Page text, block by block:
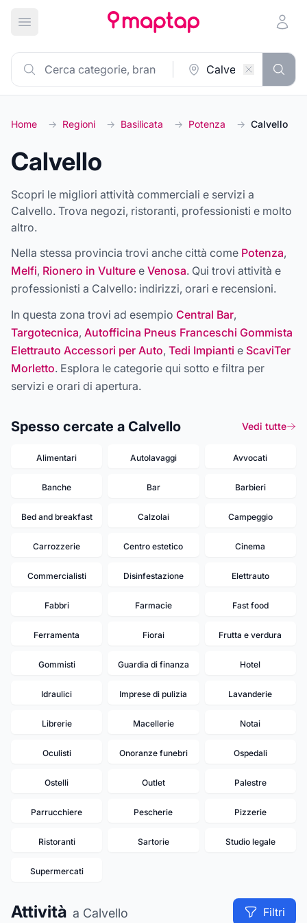
Apri menu principale
Home → Regioni → Basilicata → Potenza → Calvello
Calvello
Scopri le migliori attività commerciali e servizi a
Calvello. Trova negozi, ristoranti, professionisti e molto
altro.
Nella stessa provincia trovi anche città come Potenza,
Melfi, Rionero in Vulture e Venosa. Qui trovi attività e
professionisti a Calvello: indirizzi, orari e recensioni.
In questa zona trovi ad esempio Central Bar,
Targotecnica, Autofficina Pneus Franceschi Gommista
Elettrauto Accessori per Auto, Tedi Impianti e ScaviTer
Morletto. Esplora le categorie qui sotto e filtra per
servizi e orari di apertura.
Spesso cercate a Calvello Vedi tutte
Alimentari Autolavaggi Avvocati
Banche Bar Barbieri
Bed and breakfast Calzolai Campeggio
Carrozzerie Centro estetico Cinema
Commercialisti Disinfestazione Elettrauto
Fabbri Farmacie Fast food
Ferramenta Fiorai Frutta e verdura
Gommisti Guardia di finanza Hotel
Idraulici Imprese di pulizia Lavanderie
Librerie Macellerie Notai
Oculisti Onoranze funebri Ospedali
Ostelli Outlet Palestre
Parrucchiere Pescherie Pizzerie
Ristoranti Sartorie Studio legale
Supermercati
Attività a Calvello Filtri